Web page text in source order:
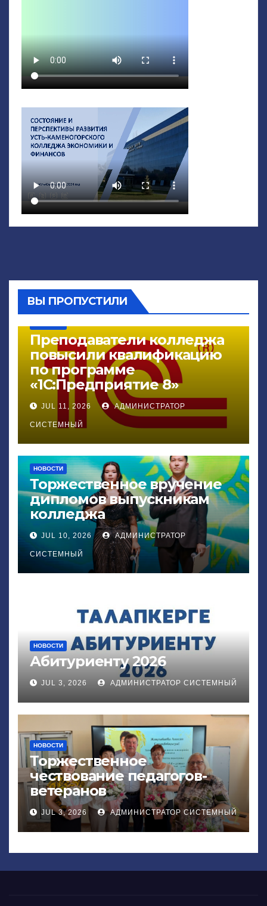
ВЫ ПРОПУСТИЛИ
Преподаватели колледжа
повысили квалификацию
по программе
«1С:Предприятие 8»
JUL 11, 2026 АДМИНИСТРАТОР
СИСТЕМНЫЙ
НОВОСТИ
Торжественное вручение
дипломов выпускникам
колледжа
JUL 10, 2026 АДМИНИСТРАТОР
СИСТЕМНЫЙ
НОВОСТИ
Абитуриенту 2026
JUL 3, 2026 АДМИНИСТРАТОР СИСТЕМНЫЙ
НОВОСТИ
Торжественное
чествование педагогов-
ветеранов
JUL 3, 2026 АДМИНИСТРАТОР СИСТЕМНЫЙ